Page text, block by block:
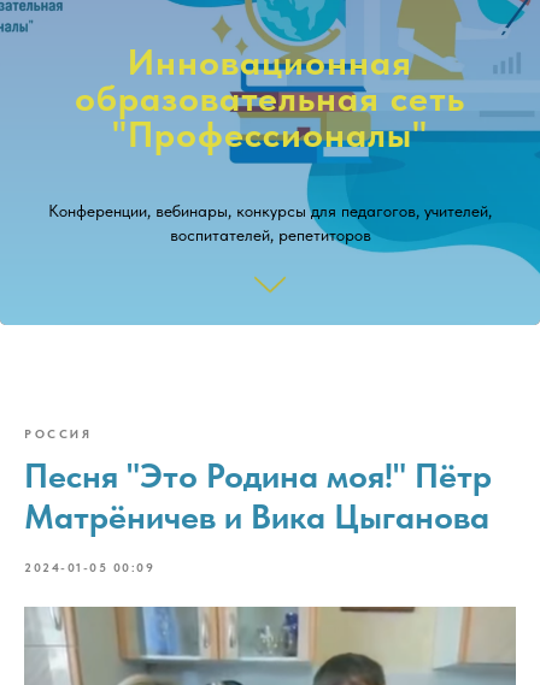
Инновационная
образовательная сеть
"Профессионалы"
Конференции, вебинары, конкурсы для педагогов, учителей,
воспитателей, репетиторов
РОССИЯ
Песня "Это Родина моя!" Пётр
Матрёничев и Вика Цыганова
2024-01-05 00:09